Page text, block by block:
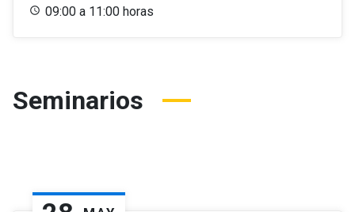
09:00 a 11:00 horas
Seminarios